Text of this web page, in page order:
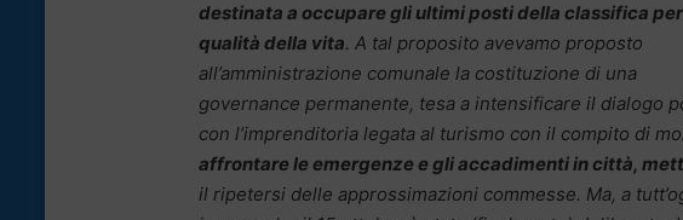
destinata a occupare gli ultimi posti della classifica
qualità della vita. A tal proposito avevamo proposto
all’amministrazione comunale la costituzione di una
governance permanente, tesa a intensificare il dialogo
con l’imprenditoria legata al turismo con il compito di
affrontare le emergenze e gli accadimenti in città,
il ripetersi delle approssimazioni commesse. Ma, a